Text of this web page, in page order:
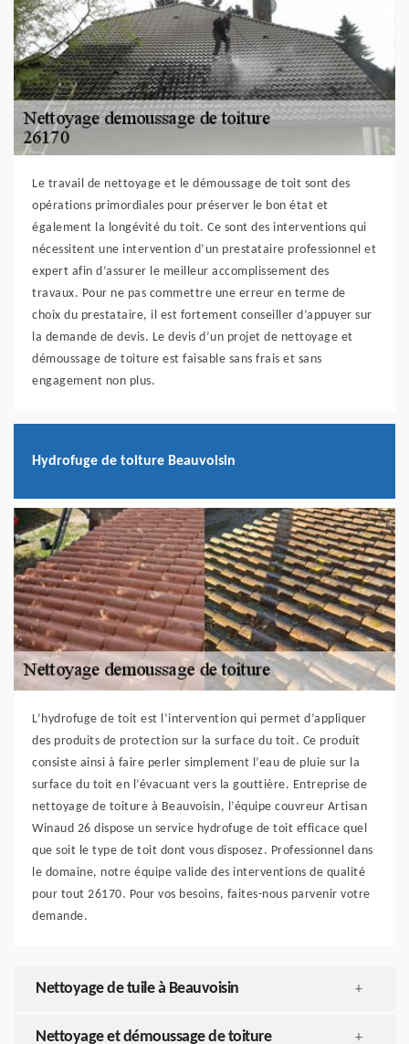
Le travail de nettoyage et le démoussage de toit sont des
opérations primordiales pour préserver le bon état et
également la longévité du toit. Ce sont des interventions qui
nécessitent une intervention d’un prestataire professionnel et
expert afin d’assurer le meilleur accomplissement des
travaux. Pour ne pas commettre une erreur en terme de
choix du prestataire, il est fortement conseiller d’appuyer sur
la demande de devis. Le devis d’un projet de nettoyage et
démoussage de toiture est faisable sans frais et sans
engagement non plus.
Hydrofuge de toiture Beauvoisin
L’hydrofuge de toit est l’intervention qui permet d’appliquer
des produits de protection sur la surface du toit. Ce produit
consiste ainsi à faire perler simplement l’eau de pluie sur la
surface du toit en l’évacuant vers la gouttière. Entreprise de
nettoyage de toiture à Beauvoisin, l’équipe couvreur Artisan
Winaud 26 dispose un service hydrofuge de toit efficace quel
que soit le type de toit dont vous disposez. Professionnel dans
le domaine, notre équipe valide des interventions de qualité
pour tout 26170. Pour vos besoins, faites-nous parvenir votre
demande.
Nettoyage de tuile à Beauvoisin +
Nettoyage et démoussage de toiture +